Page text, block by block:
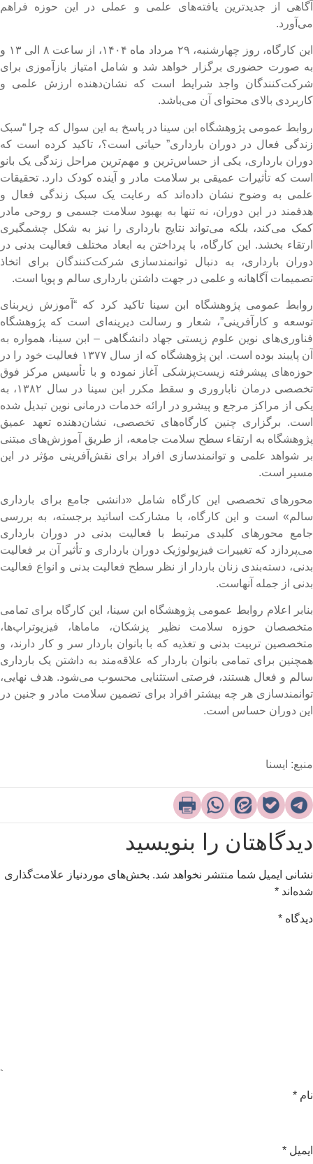
از جدیدترین یافته‌های علمی و عملی در این حوزه فراهم
این کارگاه، روز چهارشنبه، ۲۹ مرداد ماه ۱۴۰۴، از ساعت ۸ الی ۱۳ و
صورت حضوری برگزار خواهد شد و شامل امتیاز بازآموزی برای
واجد شرایط است که نشان‌دهنده ارزش علمی و
بالای محتوای آن می‌باشد.
عمومی پژوهشگاه ابن سینا در پاسخ به این سوال که چرا “سبک
فعال در دوران بارداری” حیاتی است؟، تاکید کرده است که
بارداری، یکی از حساس‌ترین و مهم‌ترین مراحل زندگی یک بانو
که تأثیرات عمیقی بر سلامت مادر و آینده کودک دارد. تحقیقات
به وضوح نشان داده‌اند که رعایت یک سبک زندگی فعال و
در این دوران، نه تنها به بهبود سلامت جسمی و روحی مادر
می‌کند، بلکه می‌تواند نتایج بارداری را نیز به شکل چشمگیری
بخشد. این کارگاه، با پرداختن به ابعاد مختلف فعالیت بدنی در
بارداری، به دنبال توانمندسازی شرکت‌کنندگان برای اتخاذ
آگاهانه و علمی در جهت داشتن بارداری سالم و پویا است.
عمومی پژوهشگاه ابن سینا تاکید کرد که “آموزش زیربنای
و کارآفرینی”، شعار و رسالت دیرینه‌ای است که پژوهشگاه
نوین علوم زیستی جهاد دانشگاهی – ابن سینا، همواره به
آن پایبند بوده است. این پژوهشگاه که از سال ۱۳۷۷ فعالیت خود را در
پیشرفته زیست‌پزشکی آغاز نموده و با تأسیس مرکز فوق
تخصصی درمان ناباروری و سقط مکرر ابن سینا در سال ۱۳۸۲، به
از مراکز مرجع و پیشرو در ارائه خدمات درمانی نوین تبدیل شده
برگزاری چنین کارگاه‌های تخصصی، نشان‌دهنده تعهد عمیق
به ارتقاء سطح سلامت جامعه، از طریق آموزش‌های مبتنی
شواهد علمی و توانمندسازی افراد برای نقش‌آفرینی مؤثر در این
است.
تخصصی این کارگاه شامل «دانشی جامع برای بارداری
است و این کارگاه، با مشارکت اساتید برجسته، به بررسی
محورهای کلیدی مرتبط با فعالیت بدنی در دوران بارداری
که تغییرات فیزیولوژیک دوران بارداری و تأثیر آن بر فعالیت
دسته‌بندی زنان باردار از نظر سطح فعالیت بدنی و انواع فعالیت
از جمله آنهاست.
اعلام روابط عمومی پژوهشگاه ابن سینا، این کارگاه برای تمامی
حوزه سلامت نظیر پزشکان، ماماها، فیزیوتراپ‌ها،
تربیت بدنی و تغذیه که با بانوان باردار سر و کار دارند، و
برای تمامی بانوان باردار که علاقه‌مند به داشتن یک بارداری
و فعال هستند، فرصتی استثنایی محسوب می‌شود. هدف نهایی،
هر چه بیشتر افراد برای تضمین سلامت مادر و جنین در
دوران حساس است.
ایسنا
را بنویسید
ایمیل شما منتشر نخواهد شد. بخش‌های موردنیاز علامت‌گذاری
*
*
*
*